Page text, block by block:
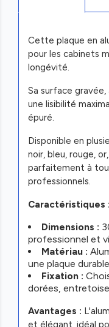
Cette plaque en
pour les cabinets
longévité.
Sa surface
une lisibilité
épuré.
Disponible en
noir, bleu, rouge,
parfaitement à
professionnels.
Caractéristiques :
Dimensions :
professionnel et
Matériau :
une plaque
Fixation :
dorées,
Avantages :
et élégant, idéal